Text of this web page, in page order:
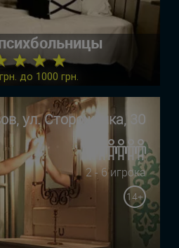
★ ★ ★
до 1000 грн.
ул. Стороженка, 30
2 - 6 игрока
14+